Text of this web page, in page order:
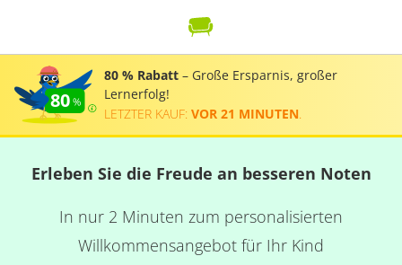
80
80 % Rabatt – Große Ersparnis, großer
Lernerfolg!
LETZTER KAUF: VOR 21 MINUTEN
Erleben Sie die Freude an besseren Noten
In nur 2 Minuten zum personalisierten
Willkommensangebot für Ihr Kind